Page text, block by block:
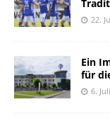
22.
Ein
für
6.